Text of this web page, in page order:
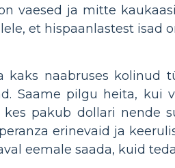
vaesed ja mitte
et hispaanlastest isad
naabruses kolinud
Saame pilgu heita, kui
pakub dollari nende
erinevaid ja
eemale saada, kuid